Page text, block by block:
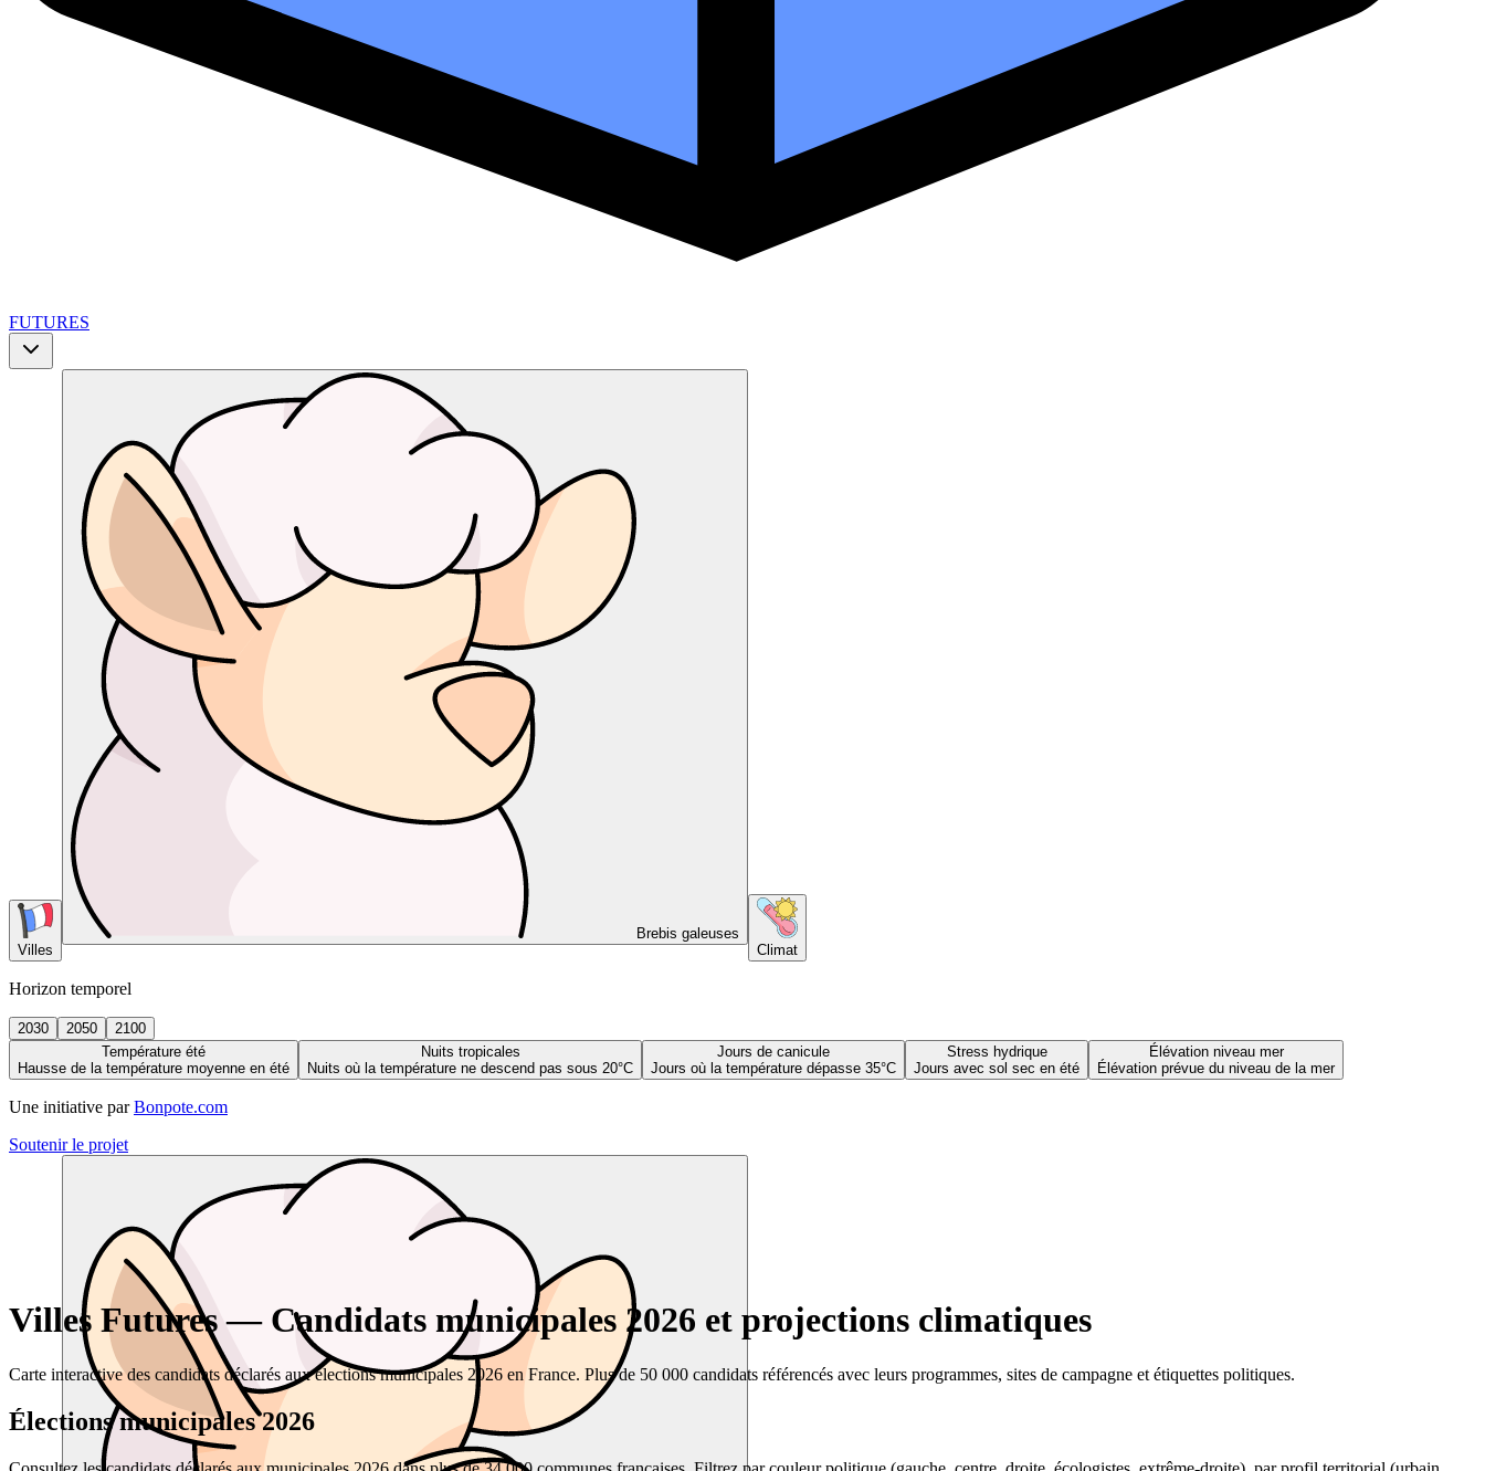
FUTURES
Villes
Brebis galeuses
Climat
Horizon temporel
2030 2050
2100
Température été
Hausse de la température moyenne en été
Nuits tropicales
Nuits où la température ne descend pas sous 20°C
Jours de canicule
Jours où la température dépasse 35°C
Stress hydrique
Jours avec sol sec en été
Élévation niveau mer
Élévation prévue du niveau de la mer
Une initiative par Bonpote.com
Soutenir le projet
Villes Futures — Candidats municipales 2026 et projections climatiques
Carte interactive des candidats déclarés aux élections municipales 2026 en France. Plus de 50 000 candidats référencés avec leurs programmes, sites de campagne et étiquettes politiques.
Élections municipales 2026